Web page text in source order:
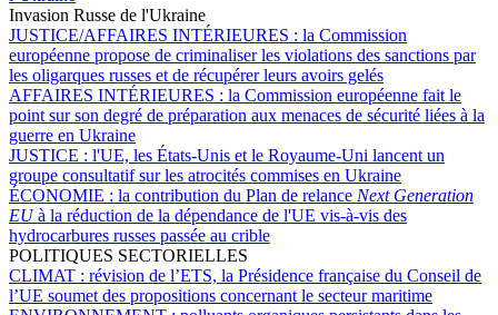
Invasion Russe de l'Ukraine
JUSTICE/AFFAIRES INTÉRIEURES : la Commission
européenne propose de criminaliser les violations des sanctions par
les oligarques russes et de récupérer leurs avoirs gelés
AFFAIRES INTÉRIEURES : la Commission européenne fait le
point sur son degré de préparation aux menaces de sécurité liées à la
guerre en Ukraine
JUSTICE : l'UE, les États-Unis et le Royaume-Uni lancent un
groupe consultatif sur les atrocités commises en Ukraine
ÉCONOMIE : la contribution du Plan de relance Next Generation
EUà la réduction de la dépendance de l'UE vis-à-vis des
hydrocarbures russes passée au crible
POLITIQUES SECTORIELLES
CLIMAT : révision de l’ETS, la Présidence française du Conseil de
l’UE soumet des propositions concernant le secteur maritime